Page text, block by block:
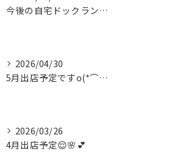
今後の自宅ドックランでの営業のお知らせ
2026/04/30
5月出店予定ですo(*⌒―⌒*)o
2026/03/26
4月出店予定😌🌸💕